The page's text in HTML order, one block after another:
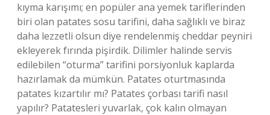
kıyma karışımı; en popüler ana yemek tariflerinden
biri olan patates sosu tarifini, daha sağlıklı ve biraz
daha lezzetli olsun diye rendelenmiş cheddar peyniri
ekleyerek fırında pişirdik. Dilimler halinde servis
edilebilen “oturma” tarifini porsiyonluk kaplarda
hazırlamak da mümkün. Patates oturtmasında
patates kızartılır mı? Patates çorbası tarifi nasıl
yapılır? Patatesleri yuvarlak, çok kalın olmayan